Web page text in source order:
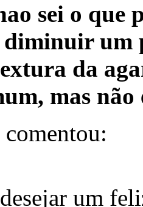
sei o que
diminuir um
da
mas
comentou:
um